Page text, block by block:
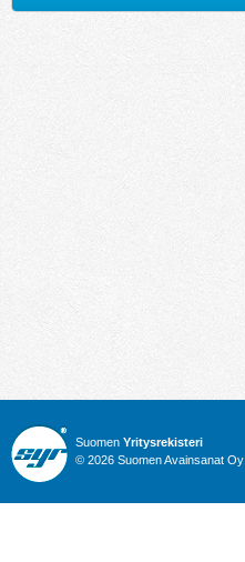
Suomen Yritysrekisteri
© 2026 Suomen Avainsanat Oy